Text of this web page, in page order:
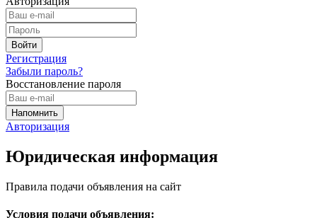
Регистрация
Забыли пароль?
Восстановление пароля
Авторизация
Юридическая информация
Правила подачи объявления на сайт
Условия подачи объявления: